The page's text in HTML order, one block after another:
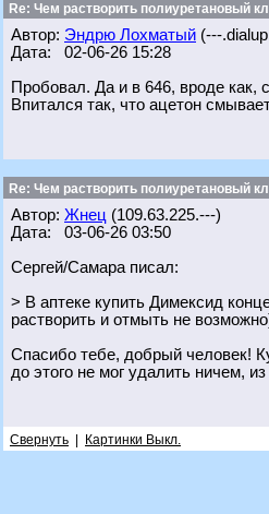
Re: Чем растворить полиуретановый
Автор: Эндрю Лохматый (---
Дата: 02-06-26 15:28
Пробовал. Да и в 646, вроде как,
Впитался так, что ацетон
Re: Чем растворить полиуретановый
Автор: Жнец (109.63.225.---)
Дата: 03-06-26 03:50
Сергей/Самара писал:
> В аптеке купить Димексид
растворить и отмыть не
Спасибо тебе, добрый человек!
до этого не мог удалить ничем,
Свернуть Картинки Выкл.